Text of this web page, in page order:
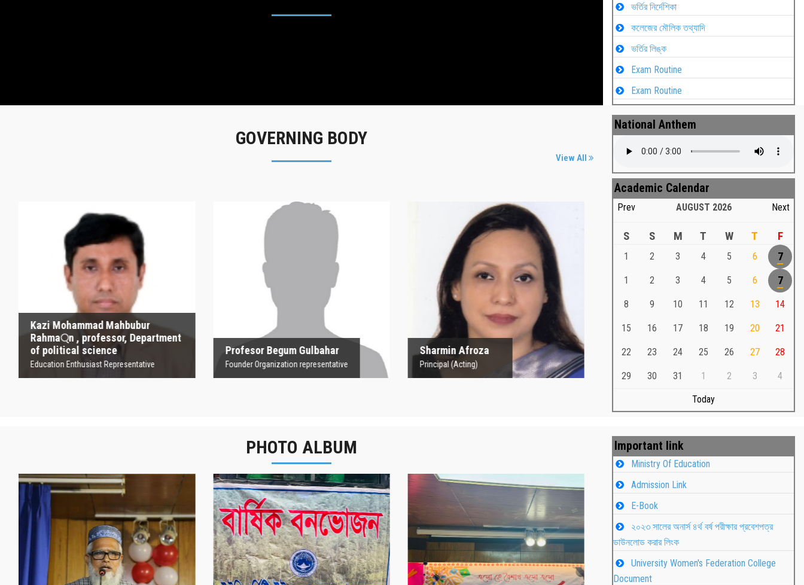
ভর্তির নির্দেশিকা
কলেজের মৌলিক তথ্যাদি
ভর্তির লিঙ্ক
Exam Routine
Exam Routine
GOVERNING BODY
View All
Kazi Mohammad Mahbubur
Rahma্‌n , professor, Department
of political science
Education Enthusiast Representative
Kazi Mohammad
Mahbubur Rahma্‌n ,
professor, Department
of political science
Education Enthusiast Representative
Profesor Begum Gulbahar
Founder Organization representative
Profesor Begum
Founder Organization representative
Sharmin Afroza
Principal (Acting)
Sharmin Afroza
Principal (Acting)
Md. Shafiullah Sarker
Md. Shafiullah Sarkar , Professor , Teacher
Teacher Representative
National Anthem
Academic Calendar
Prev AUGUST 2026 Next
S S M T W T F
1 2 3 4 5 6 7
1 2 3 4 5 6 7
8 9 10 11 12 13 14
15 16 17 18 19 20 21
22 23 24 25 26 27 28
29 30 31 1 2 3 4
Today
PHOTO ALBUM
নবীনবরণ - ২০২৫ বার্ষিক বনভোজন ২০২৫ বাংলা নববর্ষ ১৪৩২ উদযাপন
Important link
Ministry Of Education
Admission Link
E-Book
২০২৩ সালের অনার্স ৪র্থ বর্ষ পরীক্ষার প্রবেশপত্র
ডাউনলোড করার লিংক
University Women's Federation College
Document